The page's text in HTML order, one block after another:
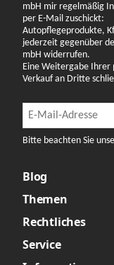
mbH mir regelmäßig
per E-Mail zuschickt:
Autopflegeprodukte,
jederzeit gegenüber
mbH widerrufen.
Eine Weitergabe Ihrer
Verkauf an Dritte
Newsletter
Bitte beachten Sie
Blog
Themen
Rechtliches
Service